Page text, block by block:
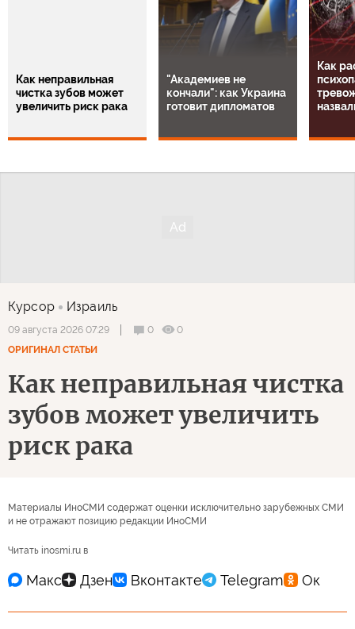
Как неправильная
чистка зубов может
увеличить риск рака
"Академиев не
кончали": как Украина
готовит дипломатов
Как
Курсор Израиль
09 августа 2026 07:29 0
0
ОРИГИНАЛ СТАТЬИ
Как неправильная чистка
зубов может увеличить
риск рака
Материалы ИноСМИ содержат оценки исключительно зарубежных СМИ
и не отражают позицию редакции ИноСМИ
Читать inosmi.ru в